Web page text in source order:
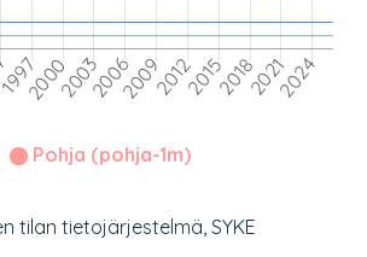
Pohja (pohja-1m)
tilan tietojärjestelmä, SYKE